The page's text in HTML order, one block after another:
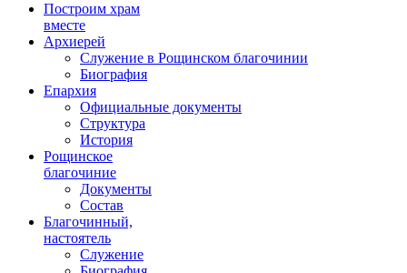
Построим храм
вместе
Архиерей
Служение в Рощинском благочинии
Биография
Епархия
Официальные документы
Структура
История
Рощинское
благочиние
Документы
Состав
Благочинный,
настоятель
Служение